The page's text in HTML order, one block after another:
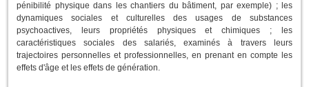
pénibilité physique dans les chantiers du bâtiment, par exemple) ; les
dynamiques sociales et culturelles des usages de substances
psychoactives, leurs propriétés physiques et chimiques ; les
caractéristiques sociales des salariés, examinés à travers leurs
trajectoires personnelles et professionnelles, en prenant en compte les
effets d'âge et les effets de génération.